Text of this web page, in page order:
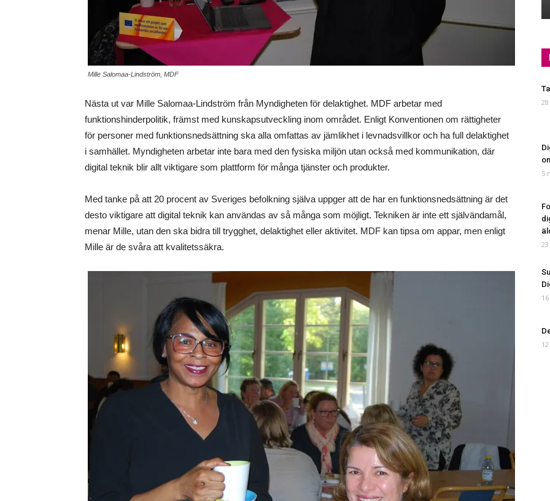
Mille Salomaa-Lindström, MDF
Nästa ut var Mille Salomaa-Lindström från Myndigheten för delaktighet. MDF arbetar med
funktionshinderpolitik, främst med kunskapsutveckling inom området. Enligt Konventionen om rättigheter
för personer med funktionsnedsättning ska alla omfattas av jämlikhet i levnadsvillkor och ha full delaktighet
i samhället. Myndigheten arbetar inte bara med den fysiska miljön utan också med kommunikation, där
digital teknik blir allt viktigare som plattform för många tjänster och produkter.
Med tanke på att 20 procent av Sveriges befolkning själva uppger att de har en funktionsnedsättning är det
desto viktigare att digital teknik kan användas av så många som möjligt. Tekniken är inte ett självändamål,
menar Mille, utan den ska bidra till trygghet, delaktighet eller aktivitet. MDF kan tipsa om appar, men enligt
Mille är de svåra att kvalitetssäkra.
5